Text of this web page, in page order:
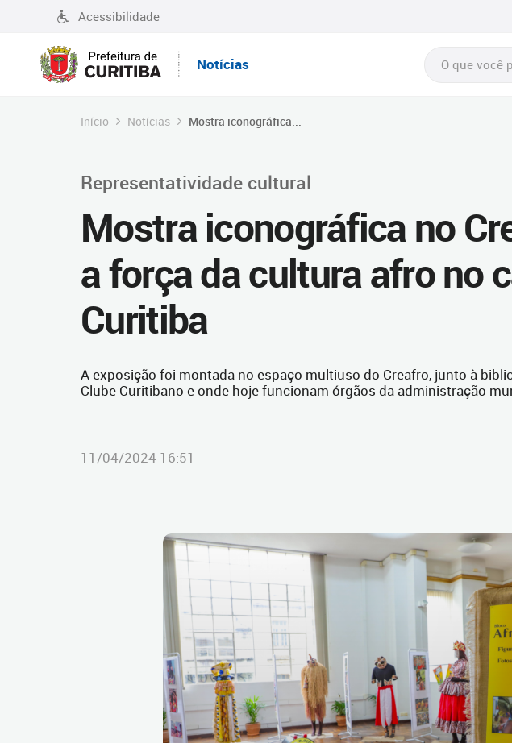
Acessibilidade
Notícias
Início Notícias Mostra iconográfica...
Representatividade cultural
Mostra iconográfica no
a força da cultura afro no
Curitiba
A exposição foi montada no espaço multiuso do Creafro, junto à
Clube Curitibano e onde hoje funcionam órgãos da administração
11/04/2024 16:51